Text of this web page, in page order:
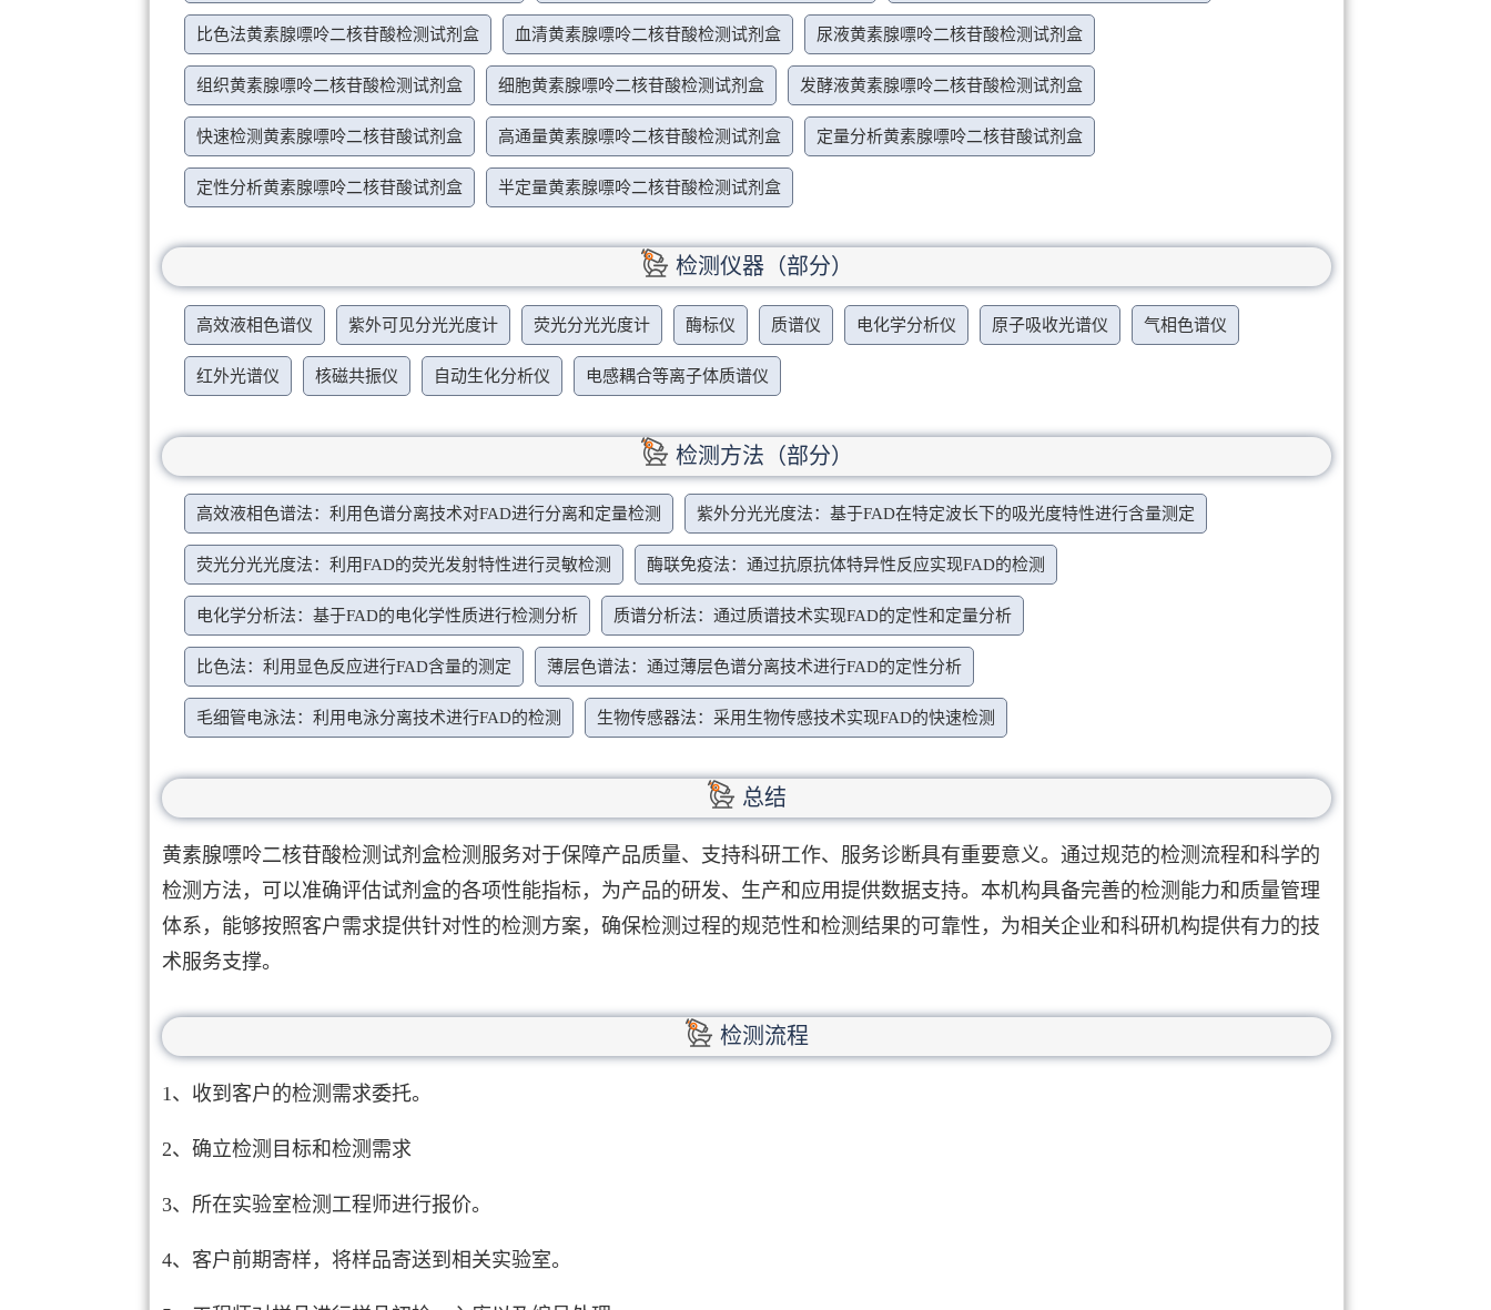
比色法黄素腺嘌呤二核苷酸检测试剂盒 血清黄素腺嘌呤二核苷酸检测试剂盒 尿液黄素腺嘌呤二核苷酸检测试剂盒
组织黄素腺嘌呤二核苷酸检测试剂盒 细胞黄素腺嘌呤二核苷酸检测试剂盒 发酵液黄素腺嘌呤二核苷酸检测试剂盒
快速检测黄素腺嘌呤二核苷酸试剂盒 高通量黄素腺嘌呤二核苷酸检测试剂盒 定量分析黄素腺嘌呤二核苷酸试剂盒
定性分析黄素腺嘌呤二核苷酸试剂盒 半定量黄素腺嘌呤二核苷酸检测试剂盒
检测仪器（部分）
高效液相色谱仪 紫外可见分光光度计 荧光分光光度计 酶标仪 质谱仪 电化学分析仪 原子吸收光谱仪 气相色谱仪
红外光谱仪 核磁共振仪 自动生化分析仪 电感耦合等离子体质谱仪
检测方法（部分）
高效液相色谱法：利用色谱分离技术对FAD进行分离和定量检测 紫外分光光度法：基于FAD在特定波长下的吸光度特性进行含量测定
荧光分光光度法：利用FAD的荧光发射特性进行灵敏检测 酶联免疫法：通过抗原抗体特异性反应实现FAD的检测
电化学分析法：基于FAD的电化学性质进行检测分析 质谱分析法：通过质谱技术实现FAD的定性和定量分析
比色法：利用显色反应进行FAD含量的测定 薄层色谱法：通过薄层色谱分离技术进行FAD的定性分析
毛细管电泳法：利用电泳分离技术进行FAD的检测 生物传感器法：采用生物传感技术实现FAD的快速检测
总结
黄素腺嘌呤二核苷酸检测试剂盒检测服务对于保障产品质量、支持科研工作、服务诊断具有重要意义。通过规范的检测流程和科学的
检测方法，可以准确评估试剂盒的各项性能指标，为产品的研发、生产和应用提供数据支持。本机构具备完善的检测能力和质量管理
体系，能够按照客户需求提供针对性的检测方案，确保检测过程的规范性和检测结果的可靠性，为相关企业和科研机构提供有力的技
术服务支撑。
检测流程
1、收到客户的检测需求委托。
2、确立检测目标和检测需求
3、所在实验室检测工程师进行报价。
4、客户前期寄样，将样品寄送到相关实验室。